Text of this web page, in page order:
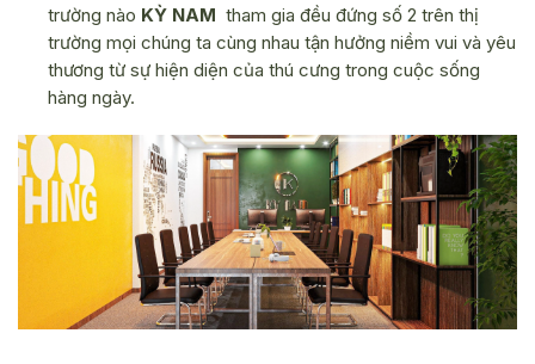
trường nào KỲ NAM tham gia đều đứng số 2 trên thị
trường mọi chúng ta cùng nhau tận hưởng niềm vui và yêu
thương từ sự hiện diện của thú cưng trong cuộc sống
hàng ngày.